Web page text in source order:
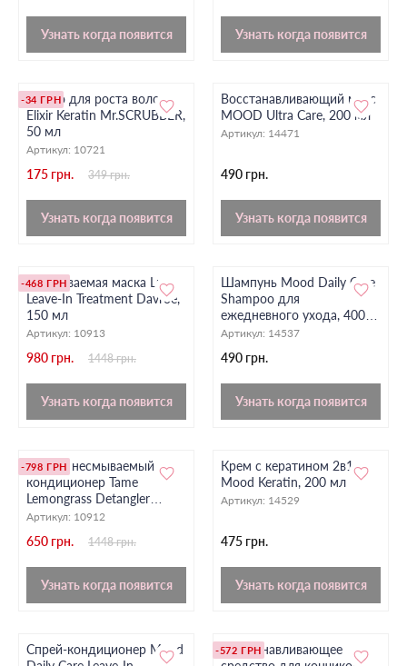
Узнать когда появится Узнать когда появится
-34 ГРН
Масло для роста волос
Elixir Keratin Mr.SCRUBBER,
50 мл
Артикул: 10721
175 грн. 349 грн.
Узнать когда появится
Восстанавливающий мусс
MOOD Ultra Care, 200 мл
Артикул: 14471
490 грн.
Узнать когда появится
-468 ГРН
Несмываемая маска Luxe
Leave-In Treatment Davroe,
150 мл
Артикул: 10913
980 грн. 1448 грн.
Узнать когда появится
Шампунь Mood Daily Care
Shampoo для
ежедневного ухода, 400
мл
Артикул: 14537
490 грн.
Узнать когда появится
-798 ГРН
Легкий несмываемый
кондиционер Tame
Lemongrass Detangler
Davroe, 300 мл
Артикул: 10912
650 грн. 1448 грн.
Узнать когда появится
Крем с кератином 2в1
Mood Keratin, 200 мл
Артикул: 14529
475 грн.
Узнать когда появится
Спрей-кондиционер Mood
-572 ГРН
Восстанавливающее